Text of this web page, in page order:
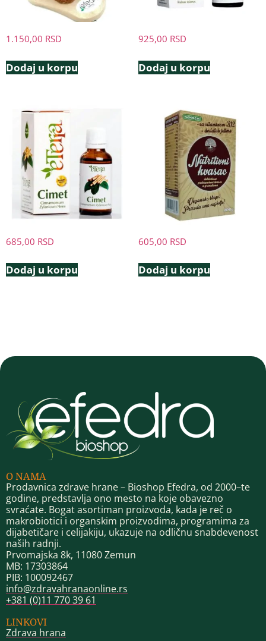
1.150,00 RSD
Dodaj u korpu
925,00 RSD
Dodaj u korpu
685,00 RSD
Dodaj u korpu
605,00 RSD
Dodaj u korpu
O NAMA
Prodavnica zdrave hrane – Bioshop Efedra, od 2000–te
godine, predstavlja ono mesto na koje obavezno
svraćate. Bogat asortiman proizvoda, kada je reč o
makrobiotici i organskim proizvodima, programima za
dijabetičare i celijakiju, ukazuje na odličnu snabdevenost
naših radnji.
Prvomajska 8k, 11080 Zemun
MB: 17303864
PIB: 100092467
info@zdravahranaonline.rs
+381 (0)11 770 39 61
LINKOVI
Zdrava hrana